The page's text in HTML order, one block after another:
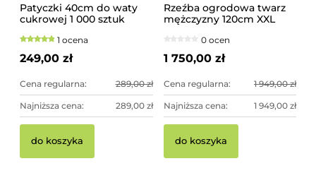
Patyczki 40cm do waty
cukrowej 1 000 sztuk
1 ocena
249,00 zł
Cena regularna: 289,00 zł
Najniższa cena: 289,00 zł
do koszyka
Rzeźba ogrodowa twarz
mężczyzny 120cm XXL
dekoracja ogrodowa
0 ocen
1 750,00 zł
Cena regularna: 1 949,00 zł
Najniższa cena: 1 949,00 zł
do koszyka